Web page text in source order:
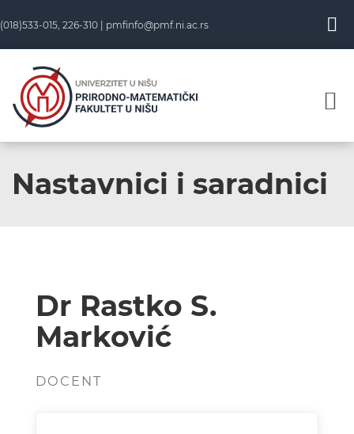
(018)533-015, 226-310 | pmfinfo@pmf.ni.ac.rs
Nastavnici i saradnici
Dr Rastko S.
Marković
DOCENT